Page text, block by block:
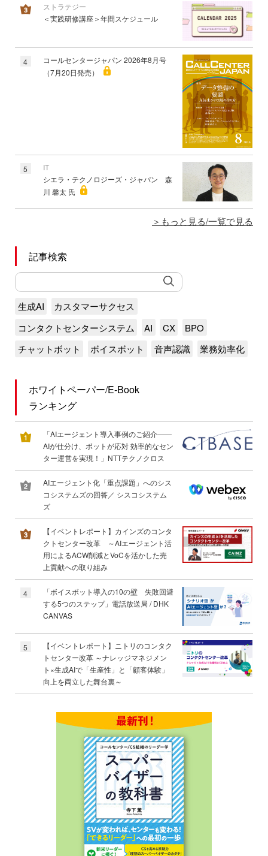
ストラテジー
＜実践研修講座＞年間スケジュール
4
コールセンタージャパン 2026年8月号
（7月20日発売）
5
IT
シエラ・テクノロジーズ・ジャパン 森
川 馨太 氏
もっと見る/一覧で見る
記事検索
生成AI
カスタマーサクセス
コンタクトセンターシステム
AI CX
BPO
チャットボット
ボイスボット 音声認識 業務効率化
ホワイトペーパー/E-Book
ランキング
「AIエージェント導入事例のご紹介――
AIが仕分け、ボットが応対 効率的なセン
ター運営を実現！」NTTテクノクロス
AIエージェント化「重点課題」へのシス
コシステムズの回答／ シスコシステム
ズ
【イベントレポート】カインズのコンタ
クトセンター改革 ～AIエージェント活
用によるACW削減とVoCを活かした売
上貢献への取り組み
4
「ボイスボット導入の10の壁 失敗回避
する5つのステップ」電話放送局 / DHK
CANVAS
5
【イベントレポート】ニトリのコンタク
トセンター改革 ～ナレッジマネジメン
ト×生成AIで「生産性」と「顧客体験」
向上を両立した舞台裏～